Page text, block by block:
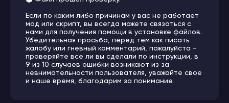
Если по каким либо причинам у вас не работает
мод или скрипт, вы всегда можете связаться с
нами для получения помощи в установке файлов.
Убедительная просьба, перед тем как писать
жалобу или гневный комментарий, пожалуйста -
проверяйте все ли вы сделали по инструкции, в
9 из 10 случаев ошибки возникают из за
невнимательности пользователя, уважайте свое
и наше время, благодарим за понимание.